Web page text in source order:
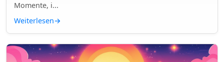
Momente, i...
Weiterlesen→